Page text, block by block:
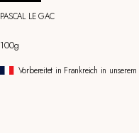
PASCAL LE GAC
100g
Vorbereitet in Frankreich in